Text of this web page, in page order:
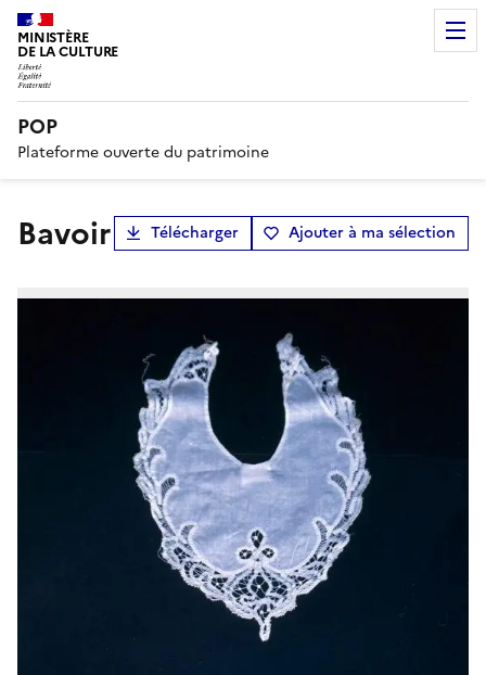
MINISTÈRE
DE LA CULTURE
POP
Plateforme ouverte du patrimoine
bavoir Télécharger Ajouter à ma sélection